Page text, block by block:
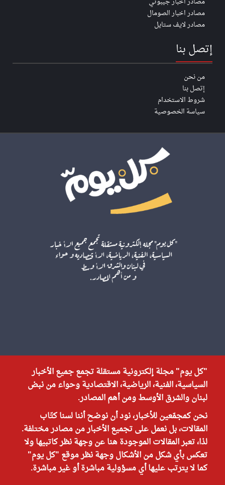
مصادر اخبار الصومال
مصادر لايف ستايل
إتصل بنا
من نحن
إتصل بنا
شروط الاستخدام
سياسة الخصوصية
"كل يوم" مجلة إلكترونية مستقلة تجمع جميع الأخبار
السياسية، الفنية، الرياضية، الاقتصادية وحواء من نبض
لبنان والشرق الأوسط ومن أهم المصادر.
نحن كمجمّعين للأخبار، نود أن نوضح أننا لسنا كتّاب
المقالات، بل نعمل على تجميع الأخبار من مصادر مختلفة.
لذا، تعبر المقالات الموجودة هنا عن وجهة نظر كاتبيها ولا
تعكس بأي شكل من الأشكال وجهة نظر موقع "كل يوم"
كما لا يترتب عليها أي مسؤولية مباشرة أو غير مباشرة.